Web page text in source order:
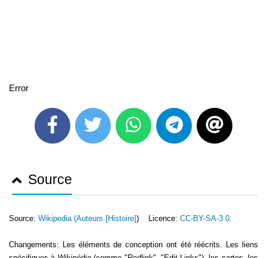
Error
Source
Source: Wikipedia (Auteurs [Histoire]) Licence: CC-BY-SA-3.0.
Changements: Les éléments de conception ont été réécrits. Les liens